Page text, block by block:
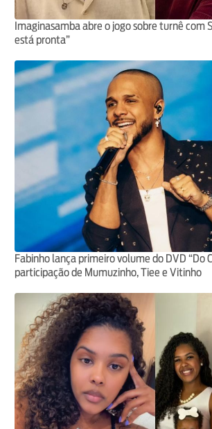
Imaginasamba abre o jogo sobre turnê com
está pronta”
Fabinho lança primeiro volume do DVD “Do
participação de Mumuzinho, Tiee e Vitinho